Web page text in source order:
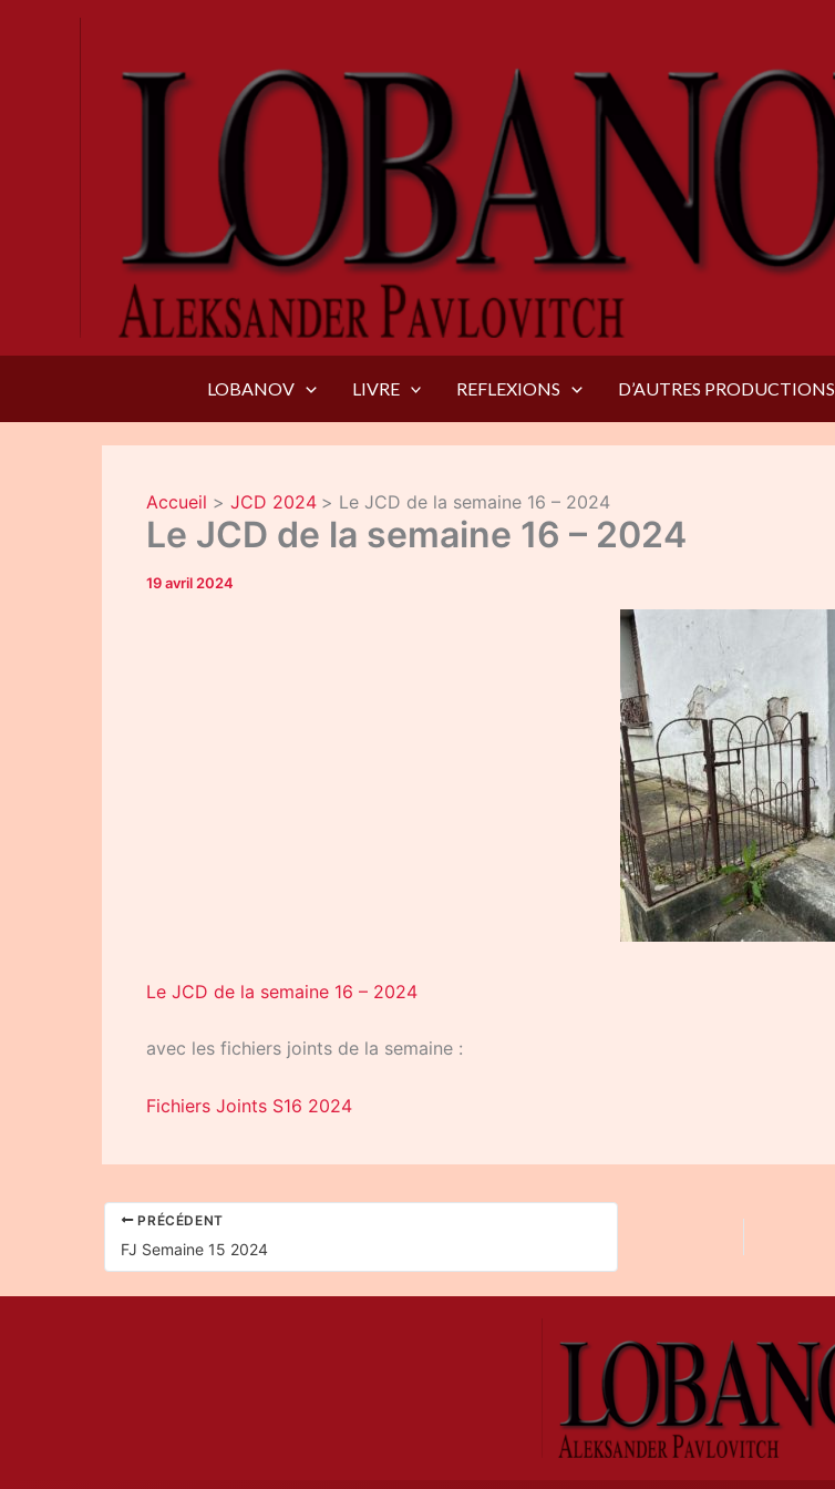
LOBANOV LIVRE REFLEXIONS D’AUTRES PRODUCTIONS
Accueil JCD 2024 Le JCD de la semaine 16 – 2024
Le JCD de la semaine 16 – 2024
19 avril 2024
Le JCD de la semaine 16 – 2024
avec les fichiers joints de la semaine :
Fichiers Joints S16 2024
PRÉCÉDENT
FJ Semaine 15 2024